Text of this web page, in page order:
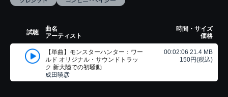
試聴
曲名
アーティスト
時間・サイズ
価格
【単曲】モンスターハンター：ワー
ルド オリジナル・サウンドトラッ
ク 新大陸での初騒動
成田暁彦
00:02:06 21.4 MB
150円(税込)